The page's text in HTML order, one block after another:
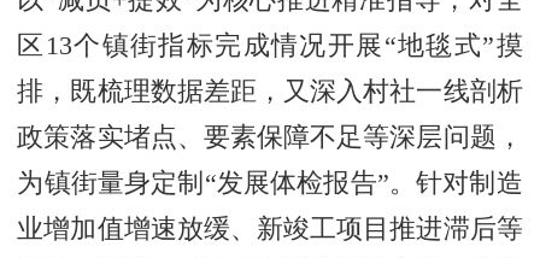
区13个镇街指标完成情况开展“地毯式”摸
排，既梳理数据差距，又深入村社一线剖析
政策落实堵点、要素保障不足等深层问题，
为镇街量身定制“发展体检报告”。针对制造
业增加值增速放缓、新竣工项目推进滞后等